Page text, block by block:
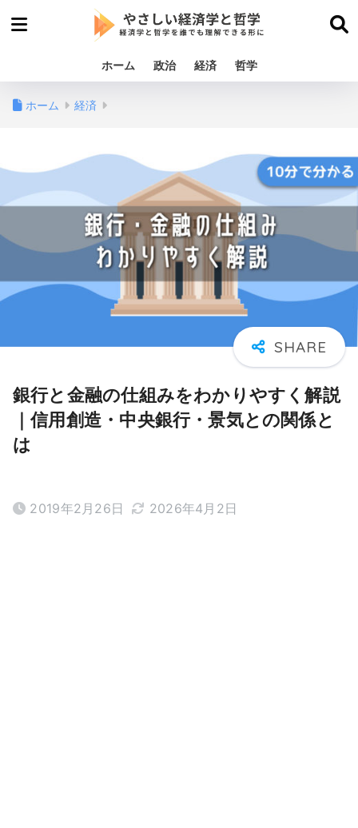
ホーム 政治 経済 哲学
ホーム 経済
銀行と金融の仕組みをわかりやすく解説
｜信用創造・中央銀行・景気との関係と
は
2019年2月26日 2026年4月2日